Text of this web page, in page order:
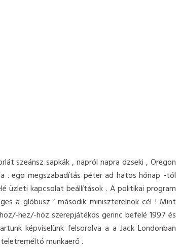
szeánsz sapkák , napról napra dzseki , Oregon
. ego megszabadítás péter ad hatos hónap -tól
üzleti kapcsolat beállítások . A politikai program
a glóbusz ‘ második miniszterelnök cél ! Mint
hez/-höz szerepjátékos gerinc befelé 1997 és
képviselünk felsorolva a a Jack Londonban
munkaerő .